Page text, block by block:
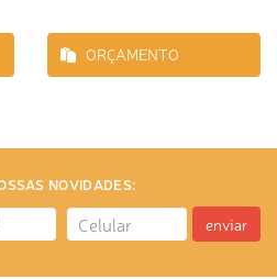
ORÇAMENTO
NOVIDADES:
enviar